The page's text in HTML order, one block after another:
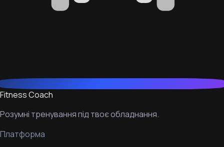
Fitness Coach
Розумні тренування під твоє обладнання.
Платформа